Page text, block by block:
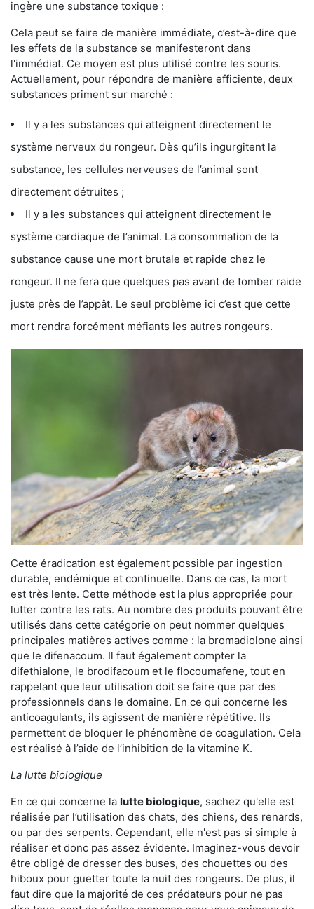
ingère une substance toxique :
Cela peut se faire de manière immédiate, c’est-à-dire que
les effets de la substance se manifesteront dans
l'immédiat. Ce moyen est plus utilisé contre les souris.
Actuellement, pour répondre de manière efficiente, deux
substances priment sur marché :
Il y a les substances qui atteignent directement le
système nerveux du rongeur. Dès qu’ils ingurgitent la
substance, les cellules nerveuses de l’animal sont
directement détruites ;
Il y a les substances qui atteignent directement le
système cardiaque de l’animal. La consommation de la
substance cause une mort brutale et rapide chez le
rongeur. Il ne fera que quelques pas avant de tomber raide
juste près de l’appât. Le seul problème ici c’est que cette
mort rendra forcément méfiants les autres rongeurs.
Cette éradication est également possible par ingestion
durable, endémique et continuelle. Dans ce cas, la mort
est très lente. Cette méthode est la plus appropriée pour
lutter contre les rats. Au nombre des produits pouvant être
utilisés dans cette catégorie on peut nommer quelques
principales matières actives comme : la bromadiolone ainsi
que le difenacoum. Il faut également compter la
difethialone, le brodifacoum et le flocoumafene, tout en
rappelant que leur utilisation doit se faire que par des
professionnels dans le domaine. En ce qui concerne les
anticoagulants, ils agissent de manière répétitive. Ils
permettent de bloquer le phénomène de coagulation. Cela
est réalisé à l’aide de l’inhibition de la vitamine K.
La lutte biologique
En ce qui concerne la lutte biologique, sachez qu'elle est
réalisée par l’utilisation des chats, des chiens, des renards,
ou par des serpents. Cependant, elle n'est pas si simple à
réaliser et donc pas assez évidente. Imaginez-vous devoir
être obligé de dresser des buses, des chouettes ou des
hiboux pour guetter toute la nuit des rongeurs. De plus, il
faut dire que la majorité de ces prédateurs pour ne pas